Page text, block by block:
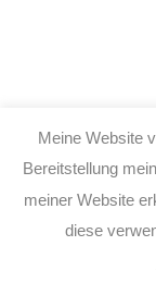
Meine Website
Bereitstellung
meiner Website
diese